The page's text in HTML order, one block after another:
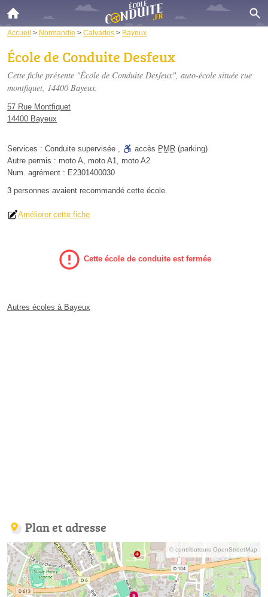
Accueil > Normandie > Calvados > Bayeux
École de Conduite Desfeux
Cette fiche présente "École de Conduite Desfeux", auto-école située rue
montfiquet, 14400 Bayeux.
57 Rue Montfiquet
14400 Bayeux
Services : Conduite supervisée , accès PMR (parking)
Autre permis : moto A, moto A1, moto A2
Num. agrément : E2301400030
3 personnes avaient recommandé cette école.
Améliorer cette fiche
Cette école de conduite est fermée
Autres écoles à Bayeux
Plan et adresse
© contributeurs OpenStreetMap